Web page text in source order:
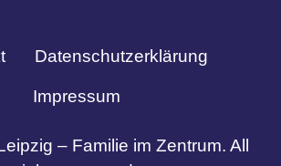
Datenschutzerklärung
Impressum
– Familie im Zentrum. All